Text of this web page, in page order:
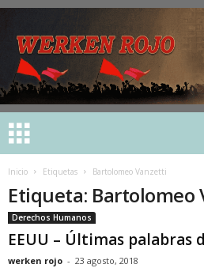
Inicio Etiquetas Bartolomeo Vanzetti
Etiqueta: Bartolomeo
Derechos Humanos
EEUU – Últimas palabras
werken rojo - 23 agosto, 2018